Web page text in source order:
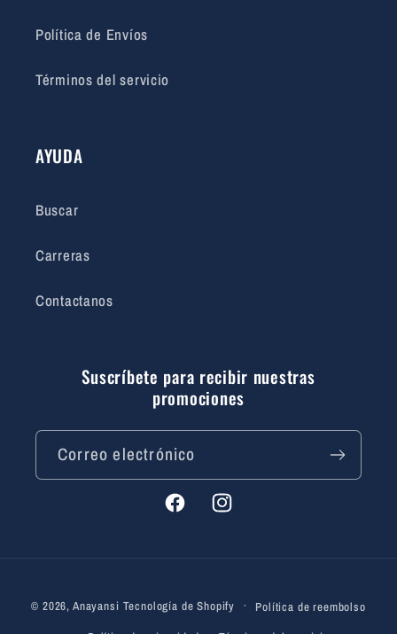
Política de Envíos
Términos del servicio
AYUDA
Buscar
Carreras
Contactanos
Suscríbete para recibir nuestras
promociones
Correo electrónico
FacebookInstagram
de
© 2026, Anayansi Tecnología de Shopify
Política de reembolso